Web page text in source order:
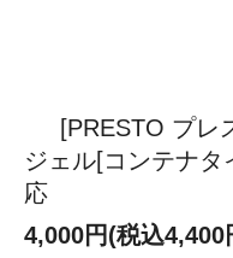
[PRESTO プレ
ジェル[コンテナ
応
4,000円(税込4,400